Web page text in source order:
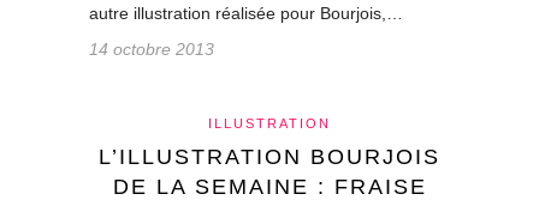
autre illustration réalisée pour Bourjois,…
14 octobre 2013
ILLUSTRATION
L’ILLUSTRATION BOURJOIS
DE LA SEMAINE : FRAISE